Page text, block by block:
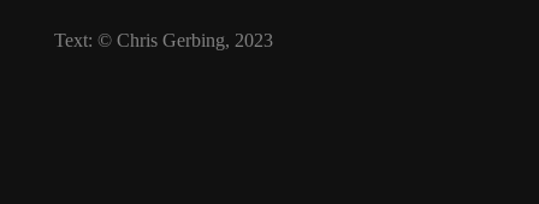
Text: © Chris Gerbing, 2023